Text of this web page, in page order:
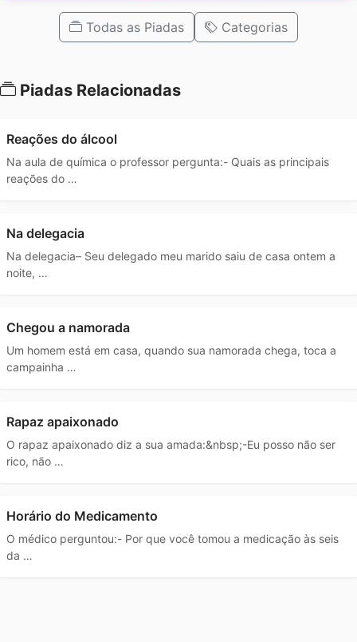
Todas as Piadas Categorias
Piadas Relacionadas
Reações do álcool
Na aula de química o professor pergunta:- Quais as principais
reações do …
Na delegacia
Na delegacia– Seu delegado meu marido saiu de casa ontem a
noite, …
Chegou a namorada
Um homem está em casa, quando sua namorada chega, toca a
campainha …
Rapaz apaixonado
O rapaz apaixonado diz a sua amada:&nbsp;-Eu posso não ser
rico, não …
Horário do Medicamento
O médico perguntou:- Por que você tomou a medicação às seis
da …